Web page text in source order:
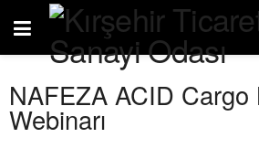
NAFEZA ACID Cargo
Webinarı